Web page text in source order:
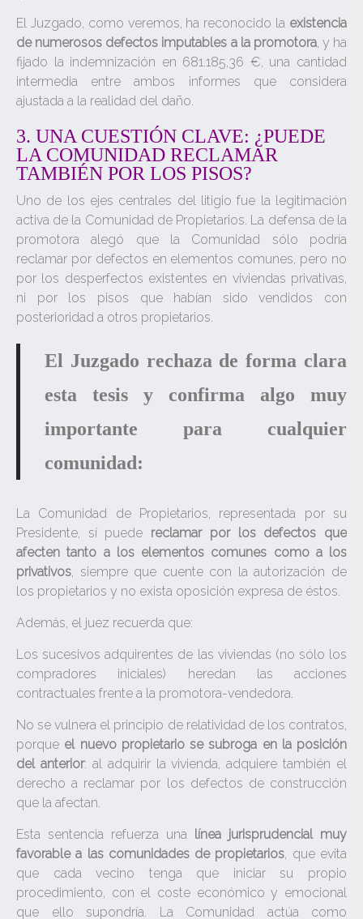
El Juzgado, como veremos, ha reconocido la existencia
de numerosos defectos imputables a la promotora, y ha
fijado la indemnización en 681.185,36 €, una cantidad
intermedia entre ambos informes que considera
ajustada a la realidad del daño.
3. UNA CUESTIÓN CLAVE: ¿PUEDE
LA COMUNIDAD RECLAMAR
TAMBIÉN POR LOS PISOS?
Uno de los ejes centrales del litigio fue la legitimación
activa de la Comunidad de Propietarios. La defensa de la
promotora alegó que la Comunidad sólo podría
reclamar por defectos en elementos comunes, pero no
por los desperfectos existentes en viviendas privativas,
ni por los pisos que habían sido vendidos con
posterioridad a otros propietarios.
El Juzgado rechaza de forma clara
esta tesis y confirma algo muy
importante para cualquier
comunidad:
La Comunidad de Propietarios, representada por su
Presidente, sí puede reclamar por los defectos que
afecten tanto a los elementos comunes como a los
privativos , siempre que cuente con la autorización de
los propietarios y no exista oposición expresa de éstos.
Además, el juez recuerda que:
Los sucesivos adquirentes de las viviendas (no sólo los
compradores iniciales) heredan las acciones
contractuales frente a la promotora-vendedora.
No se vulnera el principio de relatividad de los contratos,
porque el nuevo propietario se subroga en la posición
del anterior: al adquirir la vivienda, adquiere también el
derecho a reclamar por los defectos de construcción
que la afectan.
Esta sentencia refuerza una línea jurisprudencial muy
favorable a las comunidades de propietarios , que evita
que cada vecino tenga que iniciar su propio
procedimiento, con el coste económico y emocional
que ello supondría. La Comunidad actúa como